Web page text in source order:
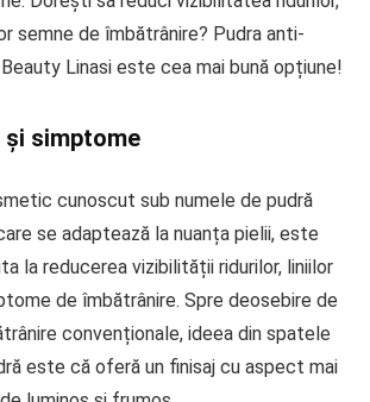
semne de îmbătrânire? Pudra anti-
Linasi este cea mai bună opțiune!
și simptome
cunoscut sub numele de pudră
se adaptează la nuanța pielii, este
la reducerea vizibilității ridurilor, liniilor
de îmbătrânire. Spre deosebire de
convenționale, ideea din spatele
este că oferă un finisaj cu aspect mai